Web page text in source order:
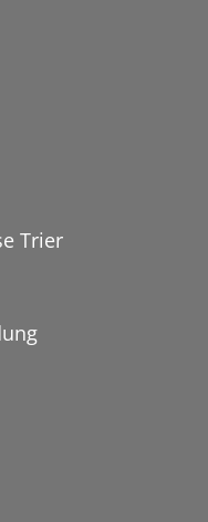
Trier